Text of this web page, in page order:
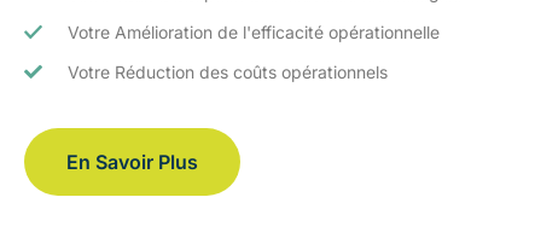
Votre Amélioration de l'efficacité opérationnelle
Votre Réduction des coûts opérationnels
En Savoir Plus